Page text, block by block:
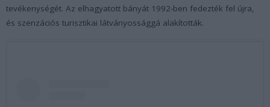
tevékenységét. Az elhagyatott bányát 1992-ben fedezték fel újra,
és szenzációs turisztikai látványossággá alakították.